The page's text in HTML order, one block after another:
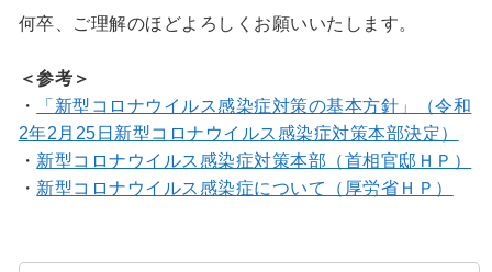
何卒、ご理解のほどよろしくお願いいたします。
＜参考＞
・
「新型コロナウイルス感染症対策の基本方針」（令和
2年2月25日新型コロナウイルス感染症対策本部決定）
・ 新型コロナウイルス感染症対策本部（首相官邸ＨＰ）
・ 新型コロナウイルス感染症について（厚労省ＨＰ）